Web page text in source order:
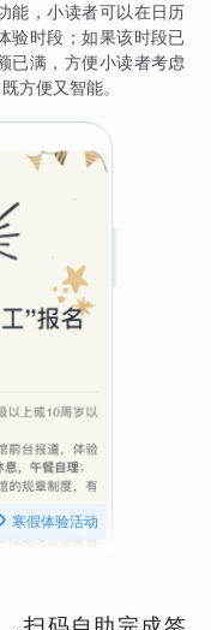
能，小读者可以在日历
验时段；如果该时段已
已满，方便小读者考虑
方便又智能。
寒假体验活动